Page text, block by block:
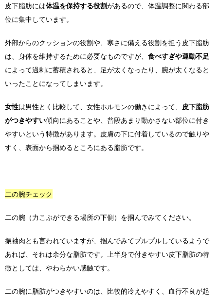
皮下脂肪には体温を保持する役割があるので、体温調整に関わる部
位に集中しています。
外部からのクッションの役割や、寒さに備える役割を担う皮下脂肪
は、身体を維持するために必要なものですが、 食べすぎや運動不足
によって過剰に蓄積されると、足が太くなったり、腕が太くなると
いったことになってしまいます。
女性は男性とく比較して、女性ホルモンの働きによって、 皮下脂肪
がつきやすい傾向にあることや、普段あまり動かさない部位に付き
やすいという特徴があります。皮膚の下に付着しているので触りや
すく、表面から掴めるところにある脂肪です。
二の腕チェック
二の腕（力こぶができる場所の下側）を掴んでみてください。
振袖肉とも言われていますが、掴んでみてプルプルしているようで
あれば、それは余分な脂肪です。上半身で付きやすい皮下脂肪の特
徴としては、やわらかい感触です。
二の腕に脂肪がつきやすいのは、比較的冷えやすく、血行不良が起